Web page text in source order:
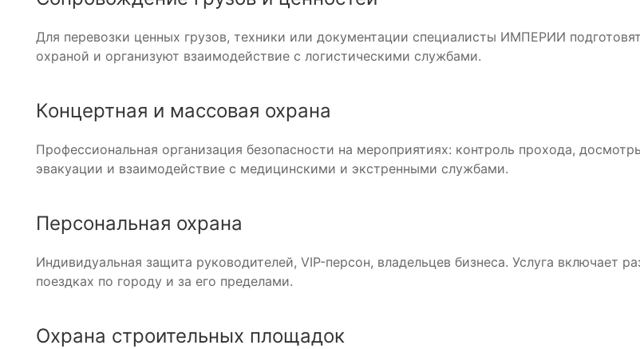
Для перевозки ценных грузов, техники или документации специалисты ИМПЕРИИ
охраной и организуют взаимодействие с логистическими службами.
Концертная и массовая охрана
Профессиональная организация безопасности на мероприятиях: контроль прохода,
эвакуации и взаимодействие с медицинскими и экстренными службами.
Персональная охрана
Индивидуальная защита руководителей, VIP-персон, владельцев бизнеса. Услуга включает
поездках по городу и за его пределами.
Охрана строительных площадок